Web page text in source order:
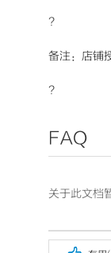
?
备注：店铺
?
FAQ
关于此文档